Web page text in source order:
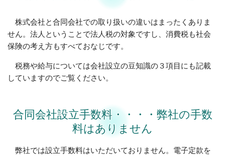
株式会社と合同会社での取り扱いの違いはまったくありま
せん。法人ということで法人税の対象ですし、消費税も社会
保険の考え方もすべておなじです。
税務や給与については会社設立の豆知識の３項目にも記載
していますのでご覧ください。
合同会社設立手数料・・・・弊社の手数
料はありません
弊社では設立手数料はいただいておりません。電子定款を